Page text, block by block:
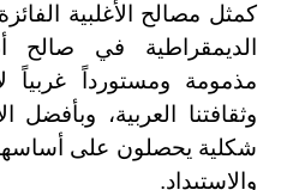
كمثل مصالح الأغلبية
الديمقراطية في
مذمومة ومستورداً غربياً
وثقافتنا العربية، وبأفضل
شكلية يحصلون على أساسها
والاستبداد.